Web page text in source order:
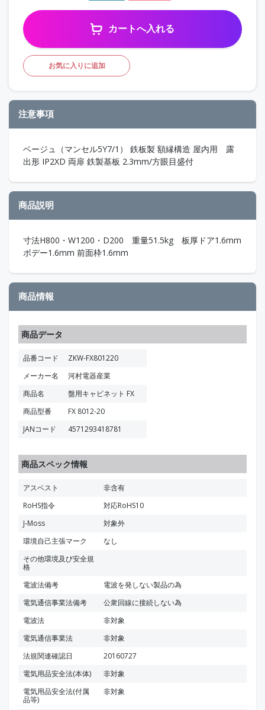
カートへ入れる
お気に入りに追加
注意事項
ベージュ（マンセル5Y7/1） 鉄板製 額縁構造 屋内用 露
出形 IP2XD 両扉 鉄製基板 2.3mm/方眼目盛付
商品説明
寸法H800・W1200・D200 重量51.5kg 板厚ドア1.6mm
ボデー1.6mm 前面枠1.6mm
商品情報
商品データ
品番コード
ZKW-FX801220
メーカー名
河村電器産業
商品名
盤用キャビネット FX
商品型番
FX 8012-20
JANコード
4571293418781
商品スペック情報
アスベスト
非含有
RoHS指令
対応RoHS10
J-Moss
対象外
環境自己主張マーク
なし
その他環境及び安全規
格
電波法備考
電波を発しない製品の為
電気通信事業法備考
公衆回線に接続しない為
電波法
非対象
電気通信事業法
非対象
法規関連確認日
20160727
電気用品安全法(本体)
非対象
電気用品安全法(付属
品等)
非対象